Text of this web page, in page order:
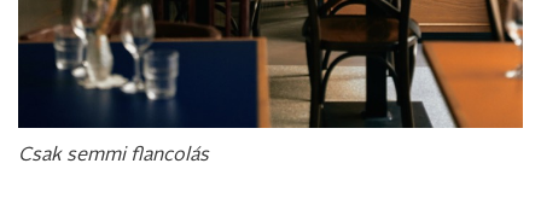
Csak semmi flancolás